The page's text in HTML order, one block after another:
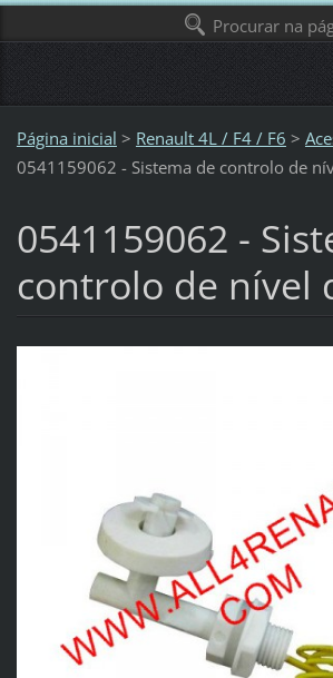
Página inicial > Renault 4L / F4 / F6 >
0541159062 - Sistema de controlo de
0541159062 -
controlo de nível
Procurar na